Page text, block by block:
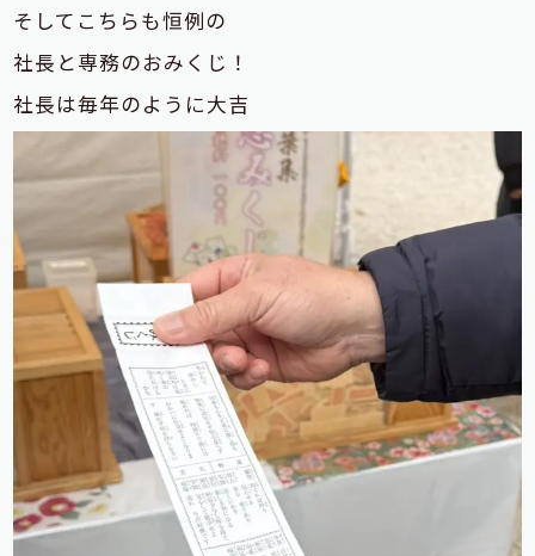
そしてこちらも恒例の
社長と専務のおみくじ！
社長は毎年のように大吉